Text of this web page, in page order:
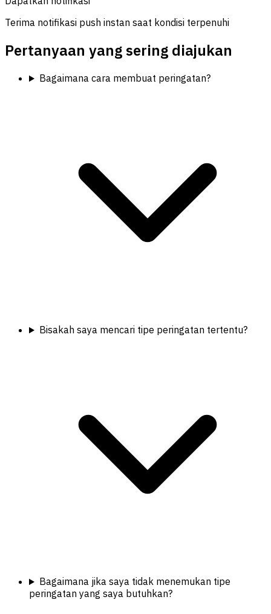
Terima notifikasi push instan saat kondisi terpenuhi
Pertanyaan yang sering diajukan
Bagaimana cara membuat peringatan?
Bisakah saya mencari tipe peringatan tertentu?
Bagaimana jika saya tidak menemukan tipe
peringatan yang saya butuhkan?